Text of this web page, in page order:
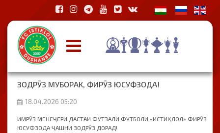
ЗОДРӮЗ МУБОРАК, ФИРӮЗ ЮСУФЗОДА!
18.04.2026 05:20
ИМРӮЗ МЕНЕҶЕРИ ДАСТАИ ФУТЗАЛИ ФУТБОЛИ «ИСТИҚЛОЛ» ФИРӮЗ
ЮСУФЗОДА ҶАШНИ ЗОДРӮЗ ДОРАД!